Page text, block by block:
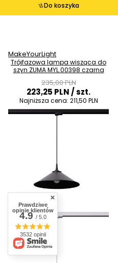
Do koszyka
MakeYourLight
Trójfazowa lampa wisząca do
szyn ZUMA MYL.00398 czarna
235,00 PLN
223,25 PLN/ szt.
Najniższa cena: 211,50 PLN
Prawdziwe
opinie klientów
4.9/ 5.0
3532 opinii